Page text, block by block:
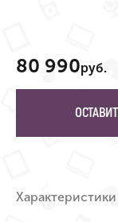
80 990руб.
Характеристики